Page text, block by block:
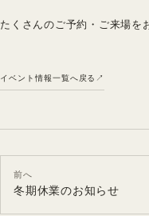
たくさんのご予約・ご来場を
イベント情報一覧へ戻る
前へ
冬期休業のお知らせ